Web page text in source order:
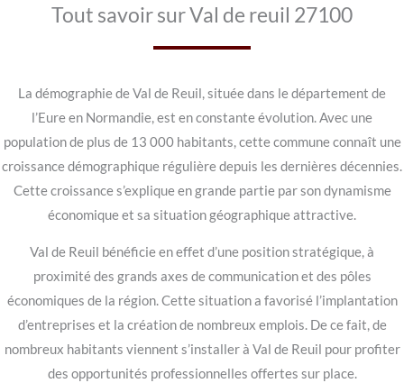
Tout savoir sur Val de reuil 27100
La démographie de Val de Reuil, située dans le département de
l’Eure en Normandie, est en constante évolution. Avec une
population de plus de 13 000 habitants, cette commune connaît une
croissance démographique régulière depuis les dernières décennies.
Cette croissance s’explique en grande partie par son dynamisme
économique et sa situation géographique attractive.
Val de Reuil bénéficie en effet d’une position stratégique, à
proximité des grands axes de communication et des pôles
économiques de la région. Cette situation a favorisé l’implantation
d’entreprises et la création de nombreux emplois. De ce fait, de
nombreux habitants viennent s’installer à Val de Reuil pour profiter
des opportunités professionnelles offertes sur place.